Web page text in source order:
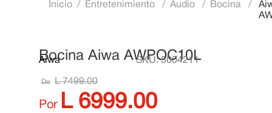
Entretenimiento Audio Bocina
📍 Ver Existencias
Bocina Aiwa AWPOC10L
Aiwa SKU:5004211
De L 7499.00
Por L 6999.00
Motocicleta
3. Refrigeradora
Televisor